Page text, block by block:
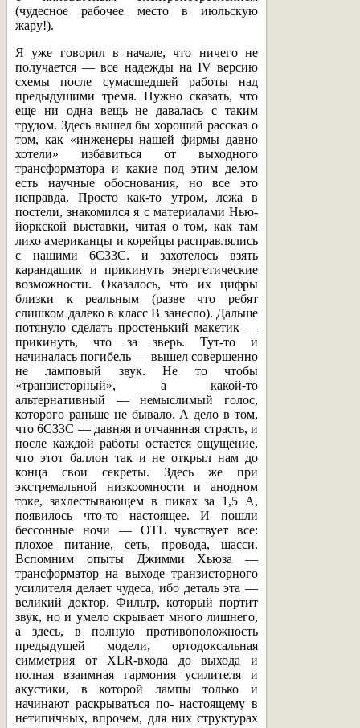
(чудесное рабочее место в июльскую
жару!).
Я уже говорил в начале, что ничего не
получается — все надежды на IV версию
схемы после сумасшедшей работы над
предыдущими тремя. Нужно сказать, что
еще ни одна вещь не давалась с таким
трудом. Здесь вышел бы хороший рассказ о
том, как «инженеры нашей фирмы давно
хотели» избавиться от выходного
трансформатора и какие под этим делом
есть научные обоснования, но все это
неправда. Просто как-то утром, лежа в
постели, знакомился я с материалами Нью-
йоркской выставки, читая о том, как там
лихо американцы и корейцы расправлялись
с нашими 6С33С. и захотелось взять
карандашик и прикинуть энергетические
возможности. Оказалось, что их цифры
близки к реальным (разве что ребят
слишком далеко в класс В занесло). Дальше
потянуло сделать простенький макетик —
прикинуть, что за зверь. Тут-то и
начиналась погибель — вышел совершенно
не ламповый звук. Не то чтобы
«транзисторный», а какой-то
альтернативный — немыслимый голос,
которого раньше не бывало. А дело в том,
что 6С33С — давняя и отчаянная страсть, и
после каждой работы остается ощущение,
что этот баллон так и не открыл нам до
конца свои секреты. Здесь же при
экстремальной низкоомности и анодном
токе, захлестывающем в пиках за 1,5 А,
появилось что-то настоящее. И пошли
бессонные ночи — OTL чувствует все:
плохое питание, сеть, провода, шасси.
Вспомним опыты Джимми Хьюза —
трансформатор на выходе транзисторного
усилителя делает чудеса, ибо деталь эта —
великий доктор. Фильтр, который портит
звук, но и умело скрывает много лишнего,
а здесь, в полную противоположность
предыдущей модели, ортодоксальная
симметрия от XLR-входа до выхода и
полная взаимная гармония усилителя и
акустики, в которой лампы только и
начинают раскрываться по- настоящему в
нетипичных, впрочем, для них структурах